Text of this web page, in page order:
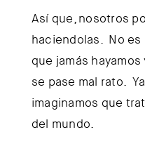
Así que, nosotros
haciendolas. No
que jamás
se pase mal rato.
imaginamos que
del mundo.